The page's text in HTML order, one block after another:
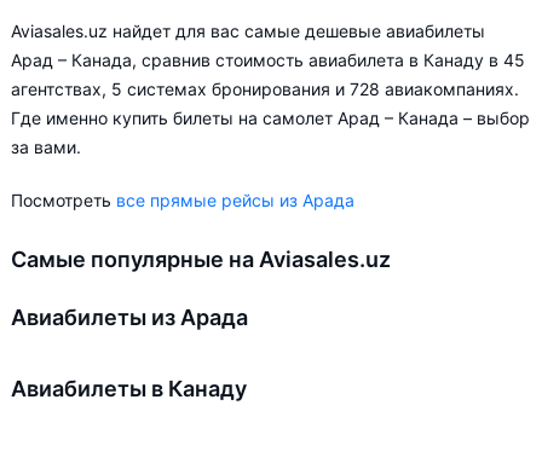
Aviasales.uz найдет для вас самые дешевые авиабилеты
Арад – Канада, сравнив стоимость авиабилета в Канаду в 45
агентствах, 5 системах бронирования и 728 авиакомпаниях.
Где именно купить билеты на самолет Арад – Канада – выбор
за вами.
Посмотреть все прямые рейсы из Арада
Самые популярные на Aviasales.uz
Авиабилеты из Арада
Авиабилеты в Канаду